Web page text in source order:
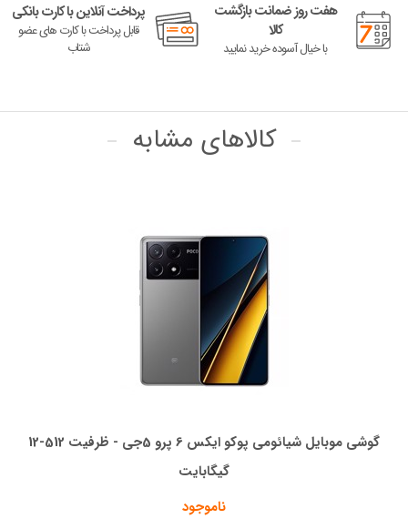
هفت روز ضمانت بازگشت
کالا
با خیال آسوده خرید نمایید
پرداخت آنلاین با کارت بانکی
قابل پرداخت با کارت های عضو
شتاب
کالاهای مشابه
گوشی موبایل شیائومی پوکو ایکس 6 پرو 5جی - ظرفیت 512-12
گیگابایت
ناموجود